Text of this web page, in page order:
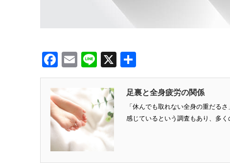
Facebook
EmailLine
X
有
足裏と全身疲労の関係
「休んでも取れない全身の重だる
感じているという調査もあり、多